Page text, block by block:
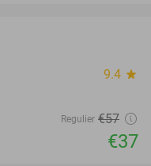
9.4 star
Regulier €57
€37